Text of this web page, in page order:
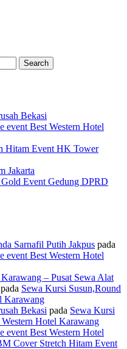
Search
Bekasi
event Best Western Hotel
Hitam Event HK Tower
Jakarta
Event Gedung DPRD
Sarnafil Putih Jakpus pada
event Best Western Hotel
– Pusat Sewa Alat
pada Sewa Kursi Susun,Round
Karawang
Bekasi pada Sewa Kursi
Hotel Karawang
event Best Western Hotel
Cover Stretch Hitam Event